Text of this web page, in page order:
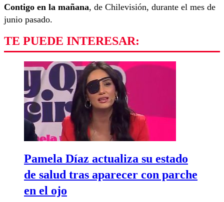
Contigo en la mañana, de Chilevisión, durante el mes de
junio pasado.
TE PUEDE INTERESAR:
Pamela Díaz actualiza su estado
de salud tras aparecer con parche
en el ojo